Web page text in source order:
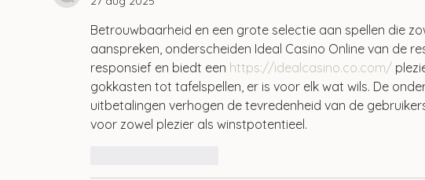
Betrouwbaarheid en een grote selectie aan spellen die
aanspreken, onderscheiden Ideal Casino Online van de
responsief en biedt een https://idealcasino.co.com/
gokkasten tot tafelspellen, er is voor elk wat wils. De
uitbetalingen verhogen de tevredenheid van de
voor zowel plezier als winstpotentieel.